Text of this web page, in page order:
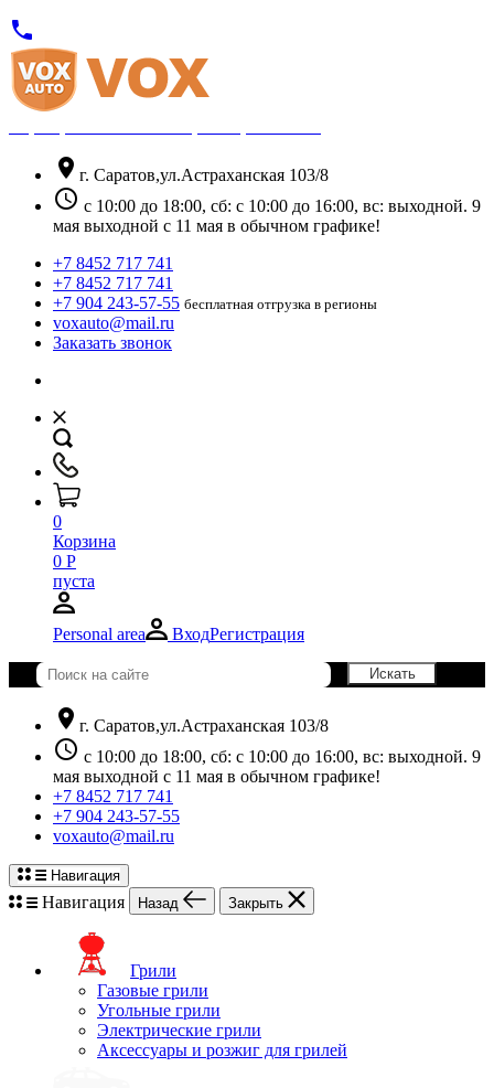
phone
location_on г. Саратов,ул.Астраханская 103/8
schedule с 10:00 до 18:00, сб: с 10:00 до 16:00, вс: выходной. 9
мая выходной с 11 мая в обычном графике!
+7 8452 717 741
+7 8452 717 741
+7 904 243-57-55 бесплатная отгрузка в регионы
voxauto@mail.ru
Заказать звонок
0
Корзина
0 Р
пуста
Personal area ВходРегистрация
location_on г. Саратов,ул.Астраханская 103/8
schedule с 10:00 до 18:00, сб: с 10:00 до 16:00, вс: выходной. 9
мая выходной с 11 мая в обычном графике!
+7 8452 717 741
+7 904 243-57-55
voxauto@mail.ru
Навигация
Навигация Назад Закрыть
Грили
Газовые грили
Угольные грили
Электрические грили
Аксессуары и розжиг для грилей